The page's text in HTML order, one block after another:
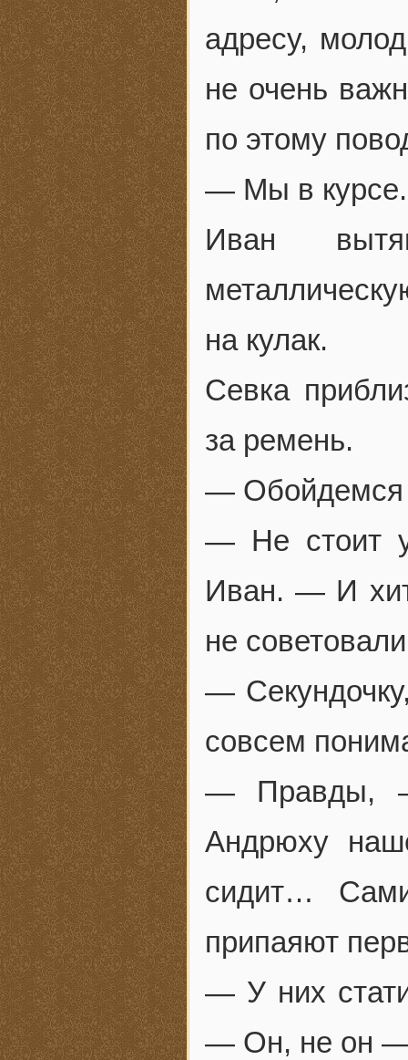
адресу,
не очень
по этому
— Мы в курсе.
Иван
на кулак.
Севка
за ремень.
— Обойдемся
— Не стоит
Иван. — И
не
—
совсем
— Правды,
Андрюху
сидит…
припаяют
— У них
— Он, не он —